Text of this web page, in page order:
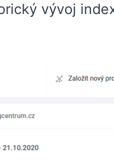
vývoj